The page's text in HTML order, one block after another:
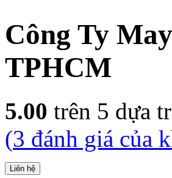
Công Ty
TPHCM
5.00 trên 5 dựa
(3 đánh giá của
Liên hệ